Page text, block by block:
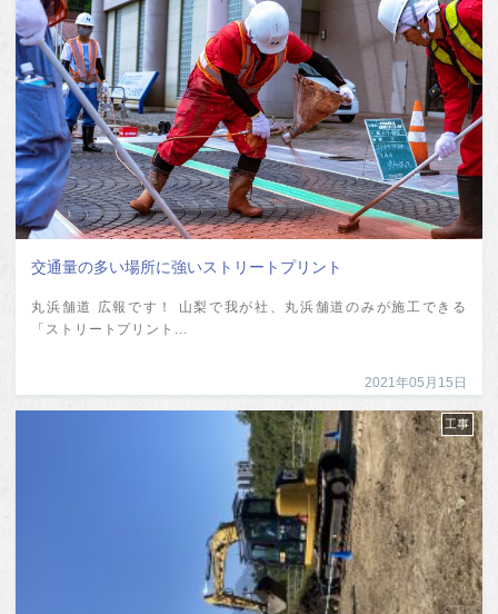
交通量の多い場所に強いストリートプリント
丸浜舗道 広報です！ 山梨で我が社、丸浜舗道のみが施工できる
「ストリートプリント...
2021年05月15日
工事